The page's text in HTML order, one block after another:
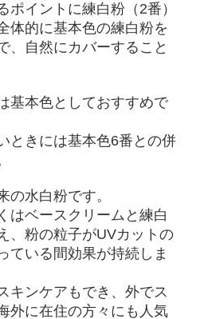
ポイントに練白粉（2番）
体的に基本色の練白粉を
、自然にカバーすること
基本色としておすすめで
ときには基本色6番との併
の水白粉です。
はベースクリームと練白
、粉の粒子がUVカットの
ている間効果が持続しま
キンケアもでき、外でス
外に在住の方々にも人気